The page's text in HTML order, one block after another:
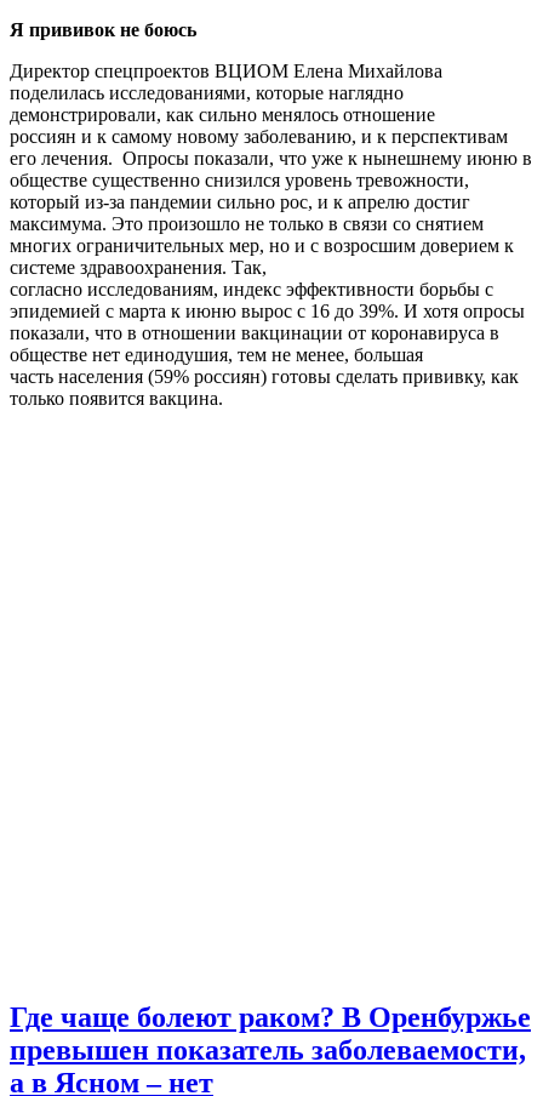
Я прививок не боюсь
Директор спецпроектов ВЦИОМ Елена Михайлова
поделилась исследованиями, которые наглядно
демонстрировали, как сильно менялось отношение
россиян и к самому новому заболеванию, и к перспективам
его лечения. Опросы показали, что уже к нынешнему июню в
обществе существенно снизился уровень тревожности,
который из-за пандемии сильно рос, и к апрелю достиг
максимума. Это произошло не только в связи со снятием
многих ограничительных мер, но и с возросшим доверием к
системе здравоохранения. Так,
согласно исследованиям, индекс эффективности борьбы с
эпидемией с марта к июню вырос с 16 до 39%. И хотя опросы
показали, что в отношении вакцинации от коронавируса в
обществе нет единодушия, тем не менее, большая
часть населения (59% россиян) готовы сделать прививку, как
только появится вакцина.
Где чаще болеют раком? В Оренбуржье
превышен показатель заболеваемости,
а в Ясном – нет